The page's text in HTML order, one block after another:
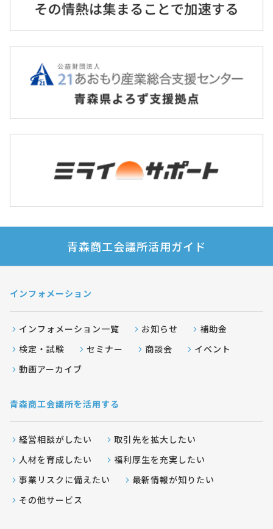
青森商工会議所活用ガイド
インフォメーション
インフォメーション一覧 お知らせ
補助金
検定・試験
セミナー 商談会
イベント
動画アーカイブ
青森商工会議所を活用する
経営相談がしたい
取引先を拡大したい
人材を育成したい
福利厚生を充実したい
事業リスクに備えたい
最新情報が知りたい
その他サービス